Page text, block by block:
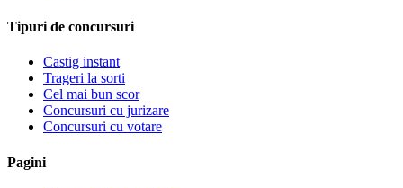
Tipuri de concursuri
Castig instant
Trageri la sorti
Cel mai bun scor
Concursuri cu jurizare
Concursuri cu votare
Pagini